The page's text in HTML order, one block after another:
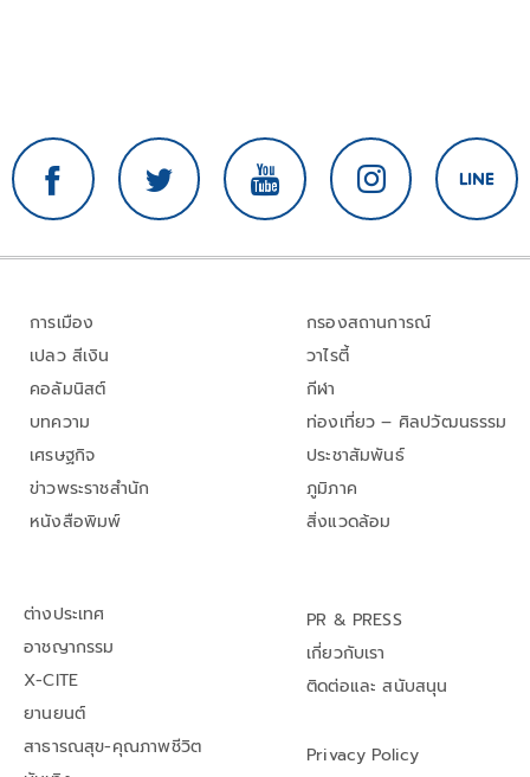
การเมือง
เปลว สีเงิน
คอลัมนิสต์
บทความ
เศรษฐกิจ
ข่าวพระราชสำนัก
หนังสือพิมพ์
กรองสถานการณ์
วาไรตี้
กีฬา
ท่องเที่ยว – ศิลปวัฒนธรรม
ประชาสัมพันธ์
ภูมิภาค
สิ่งแวดล้อม
ต่างประเทศ
อาชญากรรม
X-CITE
ยานยนต์
สาธารณสุข-คุณภาพชีวิต
PR & PRESS
เกี่ยวกับเรา
ติดต่อและ สนับสนุน
Privacy Policy